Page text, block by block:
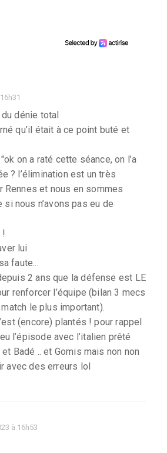
du dénie total
qu’il était à ce point buté et
on a raté cette séance, on l’a
? l’élimination est un très
Rennes et nous en sommes
nous n’avons pas eu de
lui
faute...
2 ans que la défense est LE
renforcer l’équipe (bilan 3 mecs
le plus important).
(encore) plantés ! pour rappel
l’épisode avec l’italien prêté
Badé .. et Gomis mais non non
avec des erreurs lol
à 16h53